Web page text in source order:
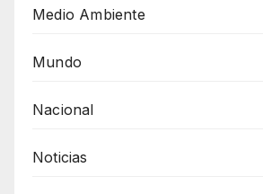
Medio Ambiente
Mundo
Nacional
Noticias